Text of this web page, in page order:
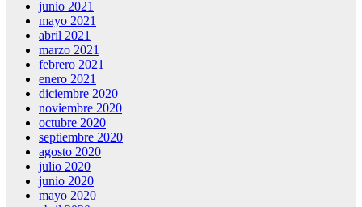
junio 2021
mayo 2021
abril 2021
marzo 2021
febrero 2021
enero 2021
diciembre 2020
noviembre 2020
octubre 2020
septiembre 2020
agosto 2020
julio 2020
junio 2020
mayo 2020